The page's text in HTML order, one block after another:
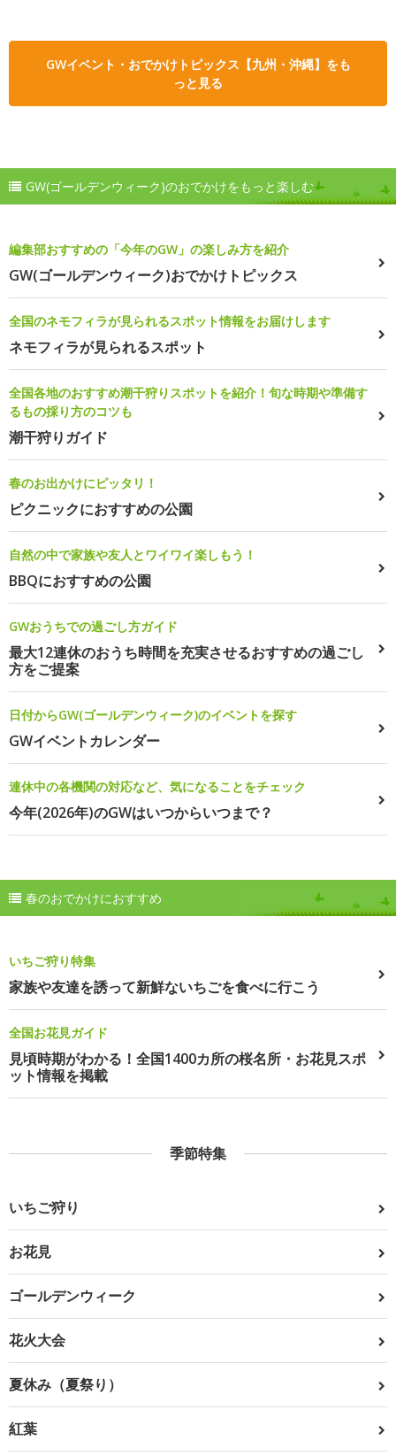
GWイベント・おでかけトピックス【九州・沖縄】をも
っと見る
GW(ゴールデンウィーク)のおでかけをもっと楽しむ
編集部おすすめの「今年のGW」の楽しみ方を紹介
GW(ゴールデンウィーク)おでかけトピックス
全国のネモフィラが見られるスポット情報をお届けします
ネモフィラが見られるスポット
全国各地のおすすめ潮干狩りスポットを紹介！旬な時期や準備す
るもの採り方のコツも
潮干狩りガイド
春のお出かけにピッタリ！
ピクニックにおすすめの公園
自然の中で家族や友人とワイワイ楽しもう！
BBQにおすすめの公園
GWおうちでの過ごし方ガイド
最大12連休のおうち時間を充実させるおすすめの過ごし
方をご提案
日付からGW(ゴールデンウィーク)のイベントを探す
GWイベントカレンダー
連休中の各機関の対応など、気になることをチェック
今年(2026年)のGWはいつからいつまで？
春のおでかけにおすすめ
いちご狩り特集
家族や友達を誘って新鮮ないちごを食べに行こう
全国お花見ガイド
見頃時期がわかる！全国1400カ所の桜名所・お花見スポ
ット情報を掲載
季節特集
いちご狩り
お花見
ゴールデンウィーク
花火大会
夏休み（夏祭り）
紅葉